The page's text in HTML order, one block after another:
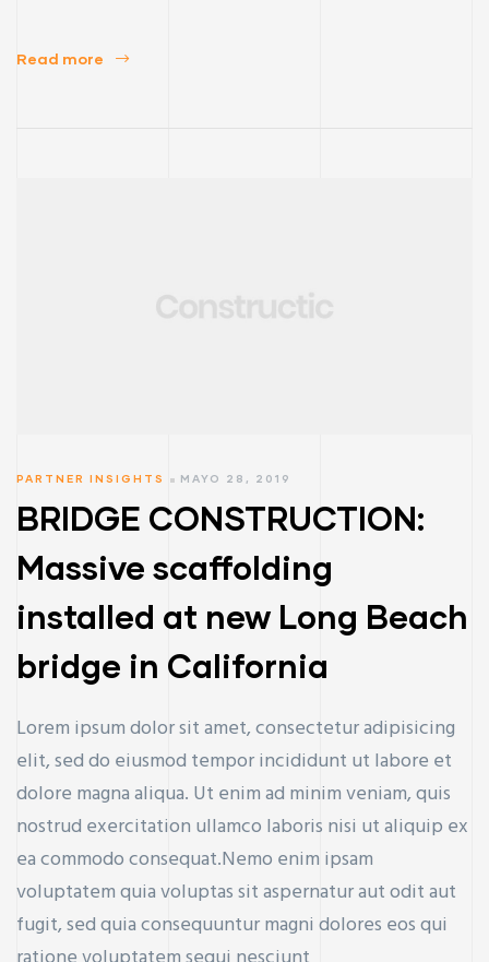
Read more
PARTNER INSIGHTS MAYO 28, 2019
BRIDGE CONSTRUCTION:
Massive scaffolding
installed at new Long Beach
bridge in California
Lorem ipsum dolor sit amet, consectetur adipisicing
elit, sed do eiusmod tempor incididunt ut labore et
dolore magna aliqua. Ut enim ad minim veniam, quis
nostrud exercitation ullamco laboris nisi ut aliquip ex
ea commodo consequat.Nemo enim ipsam
voluptatem quia voluptas sit aspernatur aut odit aut
fugit, sed quia consequuntur magni dolores eos qui